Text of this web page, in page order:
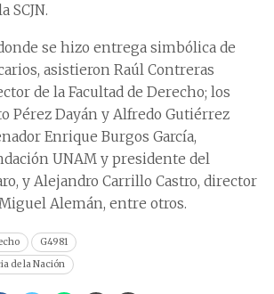
SCJN.
se hizo entrega simbólica de
asistieron Raúl Contreras
de la Facultad de Derecho; los
Pérez Dayán y Alfredo Gutiérrez
Enrique Burgos García,
UNAM y presidente del
y Alejandro Carrillo Castro, director
Alemán, entre otros.
G4981
de la Nación